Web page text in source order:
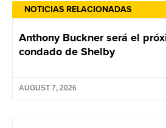
NOTICIAS RELACIONADAS
Anthony Buckner será el
condado de Shelby
AUGUST 7, 2026